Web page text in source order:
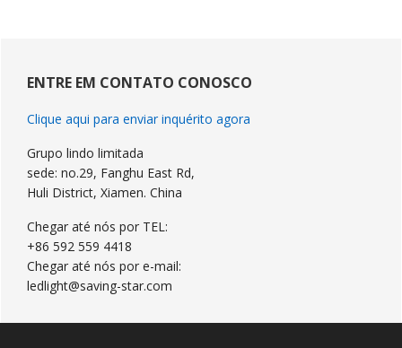
primária
ENTRE EM CONTATO CONOSCO
Clique aqui para enviar inquérito agora
Grupo lindo limitada
sede: no.29, Fanghu East Rd,
Huli District, Xiamen. China
Chegar até nós por TEL:
+86 592 559 4418
Chegar até nós por e-mail:
ledlight@saving-star.com